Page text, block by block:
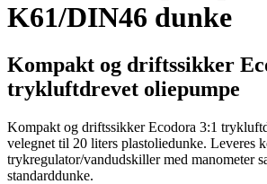
K61/DIN46 dunke
Kompakt og driftssikker
trykluftdrevet oliepumpe
Kompakt og driftssikker Ecodora 3:1
velegnet til 20 liters plastoliedunke. Leveres
trykregulator/vandudskiller med manometer
standarddunke.